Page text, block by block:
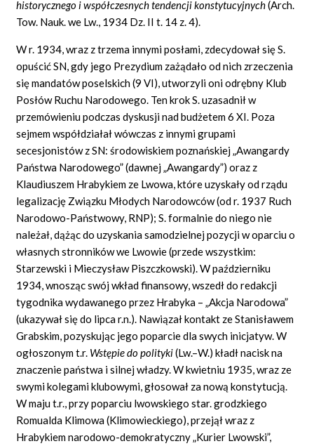
historycznego i współczesnych tendencji konstytucyjnych(Arch.
Tow. Nauk. we Lw., 1934 Dz. II t. 14 z. 4).
W r. 1934, wraz z trzema innymi posłami, zdecydował się S.
opuścić SN, gdy jego Prezydium zażądało od nich zrzeczenia
się mandatów poselskich (9 VI), utworzyli oni odrębny Klub
Posłów Ruchu Narodowego. Ten krok S. uzasadnił w
przemówieniu podczas dyskusji nad budżetem 6 XI. Poza
sejmem współdziałał wówczas z innymi grupami
secesjonistów z SN: środowiskiem poznańskiej „Awangardy
Państwa Narodowego” (dawnej „Awangardy”) oraz z
Klaudiuszem Hrabykiem ze Lwowa, które uzyskały od rządu
legalizację Związku Młodych Narodowców (od r. 1937 Ruch
Narodowo-Państwowy, RNP); S. formalnie do niego nie
należał, dążąc do uzyskania samodzielnej pozycji w oparciu o
własnych stronników we Lwowie (przede wszystkim:
Starzewski i Mieczysław Piszczkowski). W październiku
1934, wnosząc swój wkład finansowy, wszedł do redakcji
tygodnika wydawanego przez Hrabyka – „Akcja Narodowa”
(ukazywał się do lipca r.n.). Nawiązał kontakt ze Stanisławem
Grabskim, pozyskując jego poparcie dla swych inicjatyw. W
ogłoszonym t.r. Wstępie do polityki(Lw.–W.) kładł nacisk na
znaczenie państwa i silnej władzy. W kwietniu 1935, wraz ze
swymi kolegami klubowymi, głosował za nową konstytucją.
W maju t.r., przy poparciu lwowskiego star. grodzkiego
Romualda Klimowa (Klimowieckiego), przejął wraz z
Hrabykiem narodowo-demokratyczny „Kurier Lwowski”,